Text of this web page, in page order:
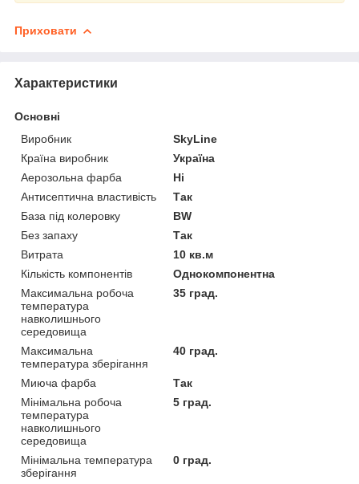
Приховати
Характеристики
Основні
Виробник
SkyLine
Країна виробник
Україна
Аерозольна фарба
Ні
Антисептична властивість
Так
База під колеровку
BW
Без запаху
Так
Витрата
10 кв.м
Кількість компонентів
Однокомпонентна
Максимальна робоча
температура
навколишнього
середовища
35 град.
Максимальна
температура зберігання
40 град.
Миюча фарба
Так
Мінімальна робоча
температура
навколишнього
середовища
5 град.
Мінімальна температура
зберігання
0 град.